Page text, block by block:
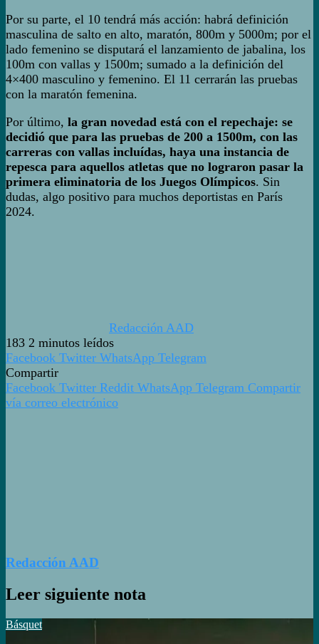
Por su parte, el 10 tendrá más acción: habrá definición
masculina de salto en alto, maratón, 800m y 5000m; por el
lado femenino se disputará el lanzamiento de jabalina, los
100m con vallas y 1500m; sumado a la definición del
4×400 masculino y femenino. El 11 cerrarán las pruebas
con la maratón femenina.
Por último, la gran novedad está con el repechaje: se
decidió que para las pruebas de 200 a 1500m, con las
carreras con vallas incluídas, haya una instancia de
repesca para aquellos atletas que no lograron pasar la
primera eliminatoria de los Juegos Olímpicos. Sin
dudas, algo positivo para muchos deportistas en París
2024.
Redacción AAD
183 2 minutos leídos
Facebook Twitter WhatsApp Telegram
Compartir
Facebook Twitter Reddit WhatsApp Telegram Compartir
vía correo electrónico
Redacción AAD
Leer siguiente nota
Básquet